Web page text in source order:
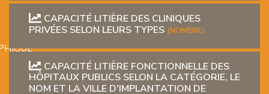
CAPACITÉ LITIÈRE DES CLINIQUES
PRIVÉES SELON LEURS TYPES (NOMBRE)
CAPACITÉ LITIÈRE FONCTIONNELLE DES
HÔPITAUX PUBLICS SELON LA CATÉGORIE, LE
NOM ET LA VILLE D'IMPLANTATION DE